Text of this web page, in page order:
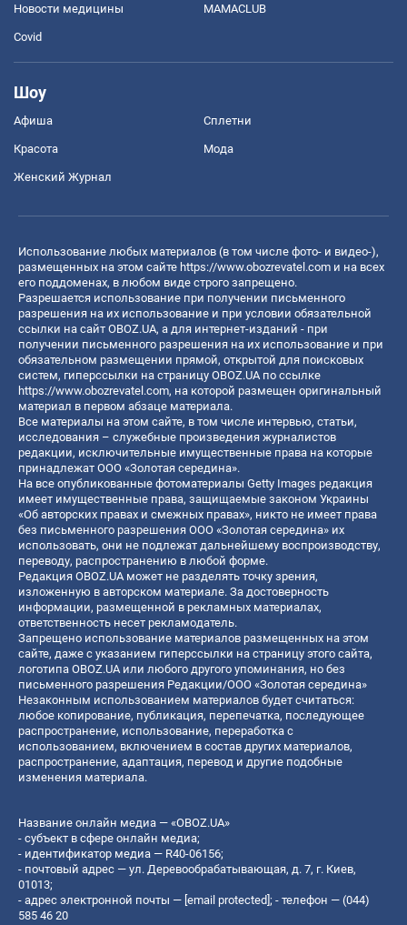
Новости медицины MAMACLUB
Covid
Шоу
Афиша Сплетни
Красота Мода
Женский Журнал
Использование любых материалов (в том числе фото- и видео-),
размещенных на этом сайте https://www.obozrevatel.com и на всех
его поддоменах, в любом виде строго запрещено.
Разрешается использование при получении письменного
разрешения на их использование и при условии обязательной
ссылки на сайт OBOZ.UA, а для интернет-изданий - при
получении письменного разрешения на их использование и при
обязательном размещении прямой, открытой для поисковых
систем, гиперссылки на страницу OBOZ.UA по ссылке
https://www.obozrevatel.com, на которой размещен оригинальный
материал в первом абзаце материала.
Все материалы на этом сайте, в том числе интервью, статьи,
исследования – служебные произведения журналистов
редакции, исключительные имущественные права на которые
принадлежат ООО «Золотая середина».
На все опубликованные фотоматериалы Getty Images редакция
имеет имущественные права, защищаемые законом Украины
«Об авторских правах и смежных правах», никто не имеет права
без письменного разрешения ООО «Золотая середина» их
использовать, они не подлежат дальнейшему воспроизводству,
переводу, распространению в любой форме.
Редакция OBOZ.UA может не разделять точку зрения,
изложенную в авторском материале. За достоверность
информации, размещенной в рекламных материалах,
ответственность несет рекламодатель.
Запрещено использование материалов размещенных на этом
сайте, даже с указанием гиперссылки на страницу этого сайта,
логотипа OBOZ.UA или любого другого упоминания, но без
письменного разрешения Редакции/ООО «Золотая середина»
Незаконным использованием материалов будет считаться:
любое копирование, публикация, перепечатка, последующее
распространение, использование, переработка с
использованием, включением в состав других материалов,
распространение, адаптация, перевод и другие подобные
изменения материала.
Название онлайн медиа — «OBOZ.UA»
- субъект в сфере онлайн медиа;
- идентификатор медиа — R40-06156;
- почтовый адрес — ул. Деревообрабатывающая, д. 7, г. Киев,
01013;
- адрес электронной почты — [email protected]; - телефон — (044)
585 46 20